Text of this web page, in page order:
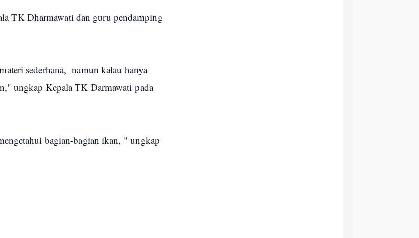
TK Dharmawati dan guru pendamping
sederhana, namun kalau hanya
ungkap Kepala TK Darmawati pada
bagian-bagian ikan, " ungkap